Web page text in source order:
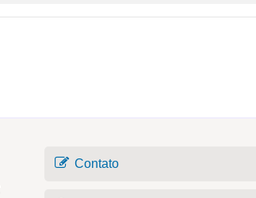
Contato